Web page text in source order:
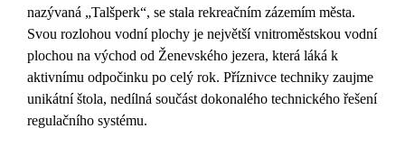
nazývaná „Talšperk“, se stala rekreačním zázemím města.
Svou rozlohou vodní plochy je největší vnitroměstskou vodní
plochou na východ od Ženevského jezera, která láká k
aktivnímu odpočinku po celý rok. Příznivce techniky zaujme
unikátní štola, nedílná součást dokonalého technického řešení
regulačního systému.